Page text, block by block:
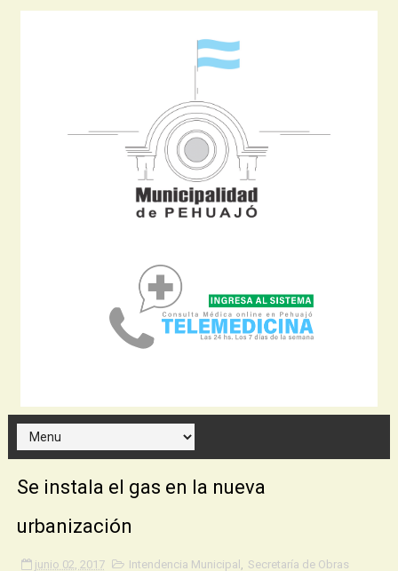
Se instala el gas en la nueva
urbanización
junio 02, 2017 Intendencia Municipal
Secretaría de Obras